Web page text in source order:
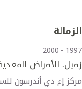
الزمالة
1997 - 2000
زميل، الأمراض
مركز إم دي أندرسون